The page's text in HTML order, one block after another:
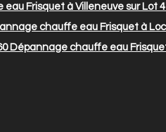
Frisquet à Villeneuve sur Lot
chauffe eau Frisquet à
Dépannage chauffe eau